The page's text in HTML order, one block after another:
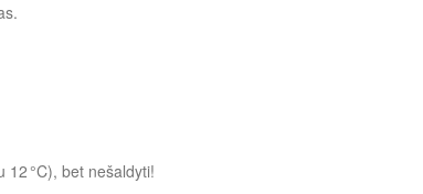
°C), bet nešaldyti!